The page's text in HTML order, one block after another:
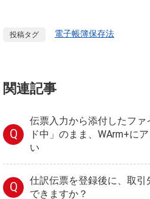
投稿タグ 電子帳簿保存法
関連記事
Q
伝票入力から添付したファ
ド中」のまま、WArm+に
い
Q
仕訳伝票を登録後に、取引
できますか？